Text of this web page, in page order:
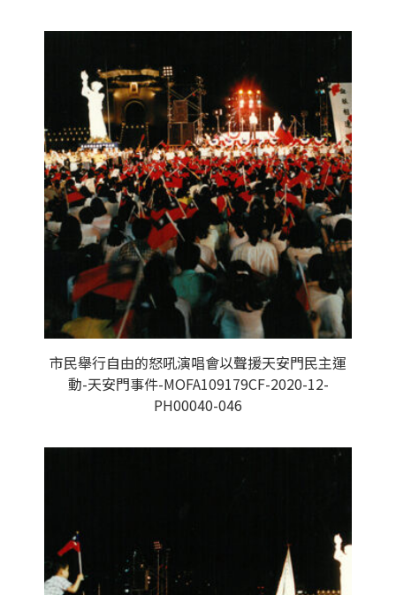
市民舉行自由的怒吼演唱會以聲援天安門民主運
動-天安門事件-MOFA109179CF-2020-12-
PH00040-046